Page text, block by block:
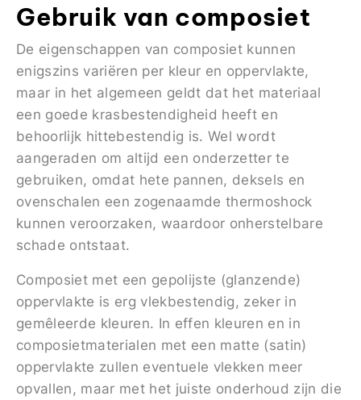
Gebruik van composiet
De eigenschappen van composiet kunnen
enigszins variëren per kleur en oppervlakte,
maar in het algemeen geldt dat het materiaal
een goede krasbestendigheid heeft en
behoorlijk hittebestendig is. Wel wordt
aangeraden om altijd een onderzetter te
gebruiken, omdat hete pannen, deksels en
ovenschalen een zogenaamde thermoshock
kunnen veroorzaken, waardoor onherstelbare
schade ontstaat.
Composiet met een gepolijste (glanzende)
oppervlakte is erg vlekbestendig, zeker in
gemêleerde kleuren. In effen kleuren en in
composietmaterialen met een matte (satin)
oppervlakte zullen eventuele vlekken meer
opvallen, maar met het juiste onderhoud zijn die